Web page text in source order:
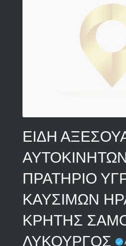
ΕΙΔΗ
ΠΡΑΤΗΡΙΟ
ΚΑΥΣΙΜΩΝ
ΚΡΗΤΗΣ
ΛΥΚΟΥΡΓΟΣ